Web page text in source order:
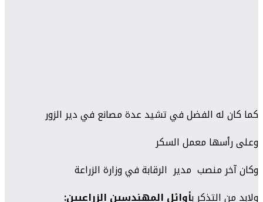
كما كان له الفضل في تشيد عدة مصانع في دير الزور
وعلى رأسها معمل السكر
وكان آخر منصب مدير الرقابة في وزارة الزراعة
ولابد من التذكر بأوائل المهندسين الزراعيين: